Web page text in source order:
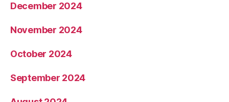
December 2024
November 2024
October 2024
September 2024